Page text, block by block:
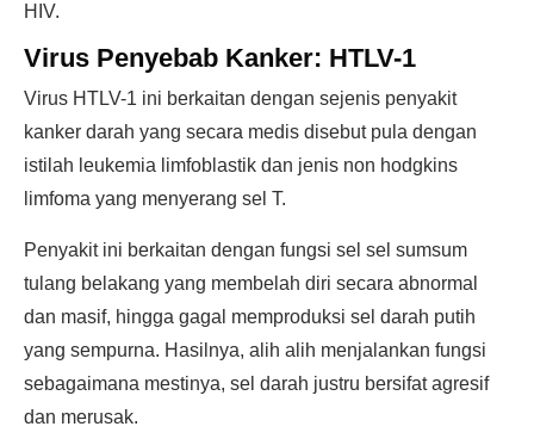
HIV.
Virus Penyebab Kanker: HTLV-1
Virus HTLV-1 ini berkaitan dengan sejenis penyakit
kanker darah yang secara medis disebut pula dengan
istilah leukemia limfoblastik dan jenis non hodgkins
limfoma yang menyerang sel T.
Penyakit ini berkaitan dengan fungsi sel sel sumsum
tulang belakang yang membelah diri secara abnormal
dan masif, hingga gagal memproduksi sel darah putih
yang sempurna. Hasilnya, alih alih menjalankan fungsi
sebagaimana mestinya, sel darah justru bersifat agresif
dan merusak.